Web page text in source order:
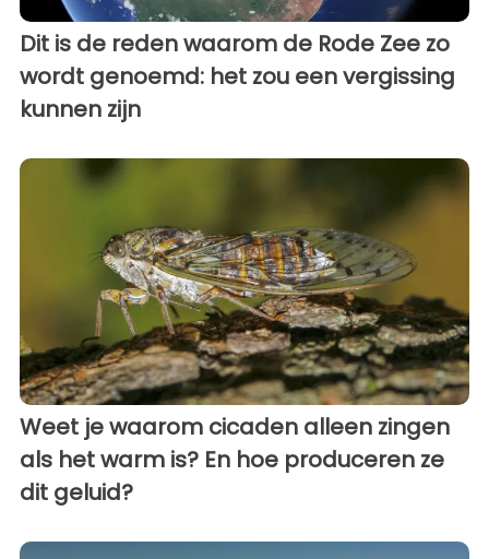
Dit is de reden waarom de Rode Zee zo
wordt genoemd: het zou een vergissing
kunnen zijn
Weet je waarom cicaden alleen zingen
als het warm is? En hoe produceren ze
dit geluid?